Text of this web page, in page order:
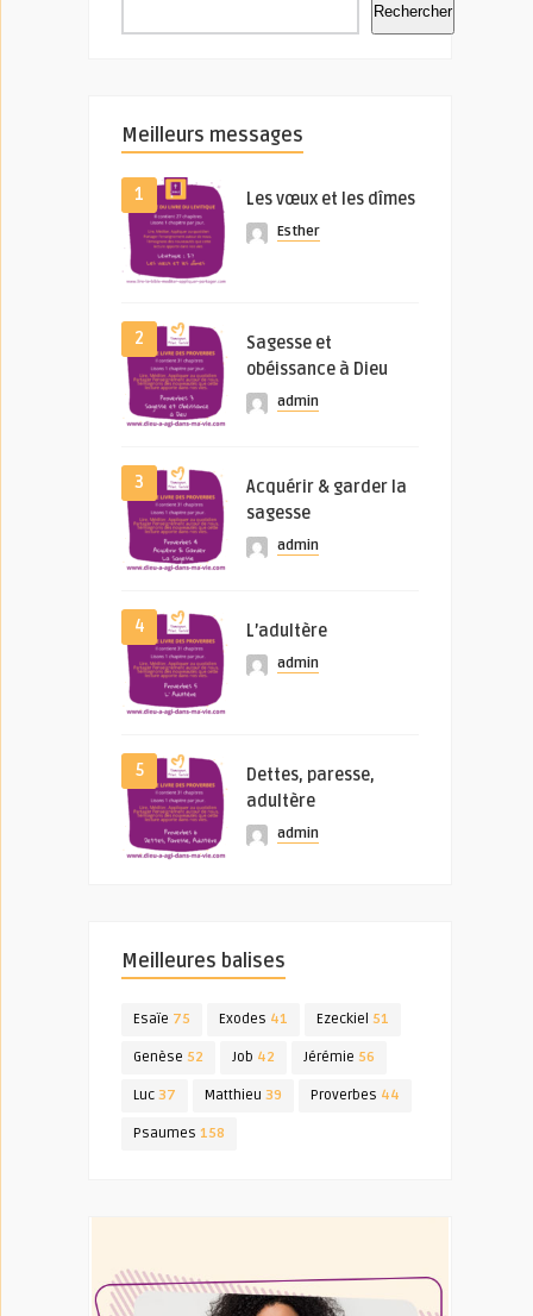
Rechercher
Meilleurs messages
1 Les vœux et les dîmes
Esther
2
Sagesse et
obéissance à Dieu
admin
3
Acquérir & garder la
sagesse
admin
4 L’adultère
admin
5
Dettes, paresse,
adultère
admin
Meilleures balises
Esaïe 75 Exodes 41 Ezeckiel 51
Genèse 52 Job 42 Jérémie 56
Luc 37 Matthieu 39 Proverbes 44
Psaumes 158